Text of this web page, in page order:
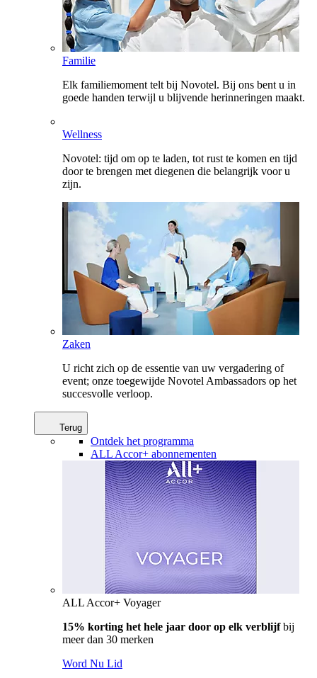
Familie
Elk familiemoment telt bij Novotel. Bij ons bent u in
goede handen terwijl u blijvende herinneringen maakt.
Wellness
Novotel: tijd om op te laden, tot rust te komen en tijd
door te brengen met diegenen die belangrijk voor u
zijn.
Zaken
U richt zich op de essentie van uw vergadering of
event; onze toegewijde Novotel Ambassadors op het
succesvolle verloop.
Terug
Ontdek het programma
ALL Accor+ abonnementen
ALL Accor+ Voyager
15% korting het hele jaar door op elk verblijfbij
meer dan 30 merken
Word Nu Lid